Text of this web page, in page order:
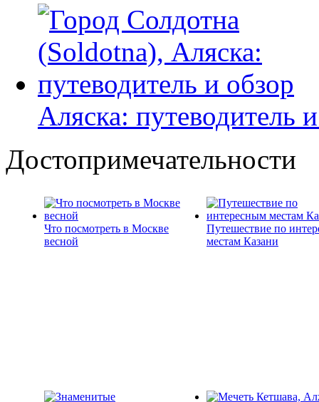
Аляска: путеводитель
Достопримечательности
Что посмотреть в Москве
весной
Путешествие по
местам Казани